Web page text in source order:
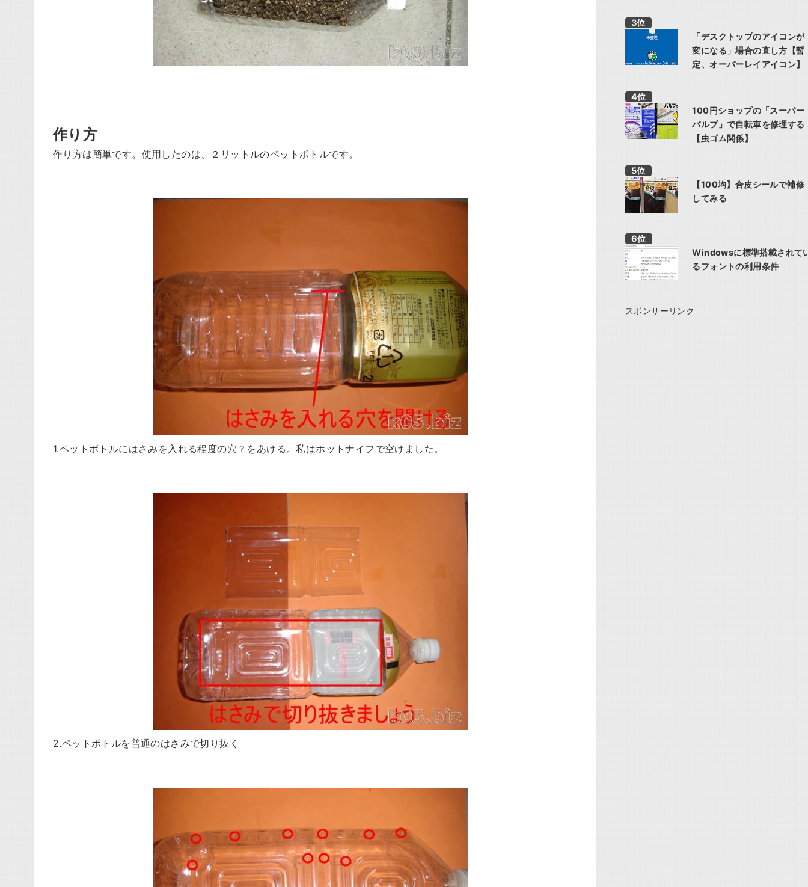
作り方
作り方は簡単です。使用したのは、２リットルのペットボトルです。
1.ペットボトルにはさみを入れる程度の穴？をあける。私はホットナイフで空けました。
2.ペットボトルを普通のはさみで切り抜く
「デスクトップのアイコンが
変になる」場合の直し方【暫
定、オーバーレイアイコン】
100円ショップの「スーパー
バルブ」で自転車を修理する
【虫ゴム関係】
【100均】合皮シールで補修
してみる
Windowsに標準搭載されて
るフォントの利用条件
スポンサーリンク